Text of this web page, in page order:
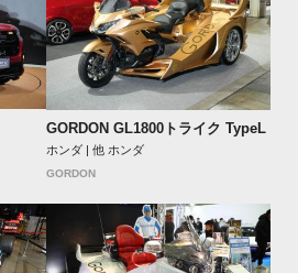
GORDON GL1800トライク TypeL
ホンダ | 他 ホンダ
GORDON